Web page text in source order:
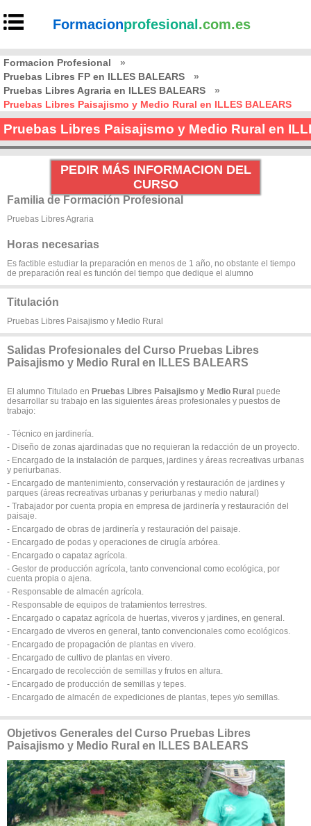
Formacionprofesional .com.es
Formacion Profesional
»
Pruebas Libres FP en ILLES BALEARS
»
Pruebas Libres Agraria en ILLES BALEARS
»
Pruebas Libres Paisajismo y Medio Rural en ILLES BALEARS
Pruebas Libres Paisajismo y Medio Rural en
PEDIR MÁS INFORMACION DEL
CURSO
Familia de Formación Profesional
Pruebas Libres Agraria
Horas necesarias
Es factible estudiar la preparación en menos de 1 año, no obstante el tiempo
de preparación real es función del tiempo que dedique el alumno
Titulación
Pruebas Libres Paisajismo y Medio Rural
Salidas Profesionales del Curso Pruebas Libres
Paisajismo y Medio Rural en ILLES BALEARS
El alumno Titulado en Pruebas Libres Paisajismo y Medio Rural puede
desarrollar su trabajo en las siguientes áreas profesionales y puestos de
trabajo:
- Técnico en jardinería.
- Diseño de zonas ajardinadas que no requieran la redacción de un proyecto.
- Encargado de la instalación de parques, jardines y áreas recreativas urbanas
y periurbanas.
- Encargado de mantenimiento, conservación y restauración de jardines y
parques (áreas recreativas urbanas y periurbanas y medio natural)
- Trabajador por cuenta propia en empresa de jardinería y restauración del
paisaje.
- Encargado de obras de jardinería y restauración del paisaje.
- Encargado de podas y operaciones de cirugía arbórea.
- Encargado o capataz agrícola.
- Gestor de producción agrícola, tanto convencional como ecológica, por
cuenta propia o ajena.
- Responsable de almacén agrícola.
- Responsable de equipos de tratamientos terrestres.
- Encargado o capataz agrícola de huertas, viveros y jardines, en general.
- Encargado de viveros en general, tanto convencionales como ecológicos.
- Encargado de propagación de plantas en vivero.
- Encargado de cultivo de plantas en vivero.
- Encargado de recolección de semillas y frutos en altura.
- Encargado de producción de semillas y tepes.
- Encargado de almacén de expediciones de plantas, tepes y/o semillas.
Objetivos Generales del Curso Pruebas Libres
Paisajismo y Medio Rural en ILLES BALEARS